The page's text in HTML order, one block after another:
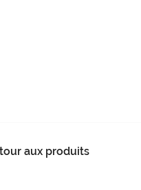
aux produits